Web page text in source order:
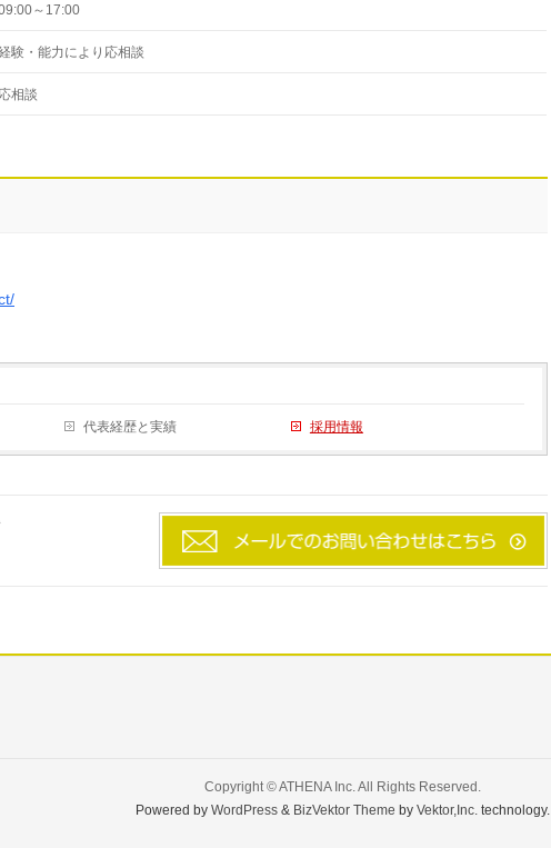
～17:00
験・能力により応相談
応相談
代表経歴と実績 採用情報
Copyright ©ATHENA Inc.All Rights Reserved.
Powered by WordPress& BizVektor Theme by Vektor,Inc.technology.